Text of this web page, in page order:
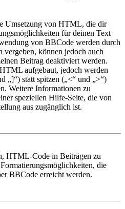
Umsetzung von HTML, die dir
für deinen Text
von BBCode werden durch
können jedoch auch
Beitrag deaktiviert werden.
aufgebaut, jedoch werden
„]“) statt spitzen („<“ und „>“)
Weitere Informationen zu
speziellen Hilfe-Seite, die von
aus zugänglich ist.
HTML-Code in Beiträgen zu
die
BBCode erreicht werden.